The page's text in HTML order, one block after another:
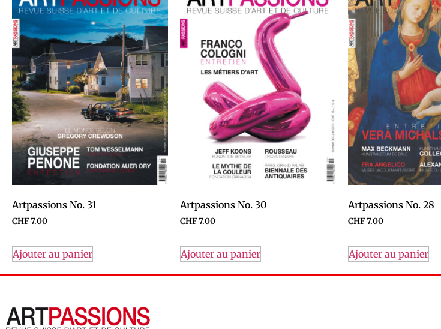
Artpassions No. 31
CHF7.00
Ajouter au panier
Artpassions No. 30
CHF7.00
Ajouter au panier
Artpassions No. 28
CHF7.00
Ajouter au panier